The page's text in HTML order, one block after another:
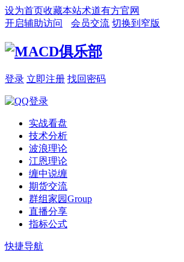
设为首页收藏本站术道有方官网
开启辅助访问
会员交流 切换到窄版
登录 立即注册 找回密码
实战看盘
技术分析
波浪理论
江恩理论
缠中说缠
期货交流
群组家园Group
直播分享
指标公式
快捷导航